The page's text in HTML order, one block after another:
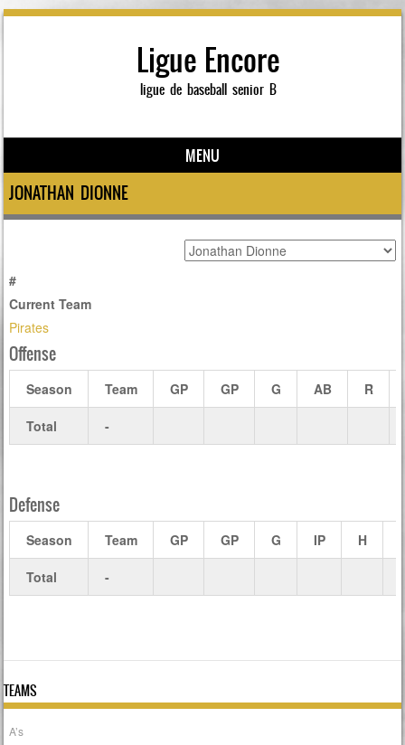
Ligue Encore
ligue de baseball senior B
MENU
Skip to content
JONATHAN DIONNE
#
Current Team
Pirates
Offense
Season Team GP GP G AB R
Total -
Defense
Season Team GP GP G IP H
Total -
TEAMS
A’s